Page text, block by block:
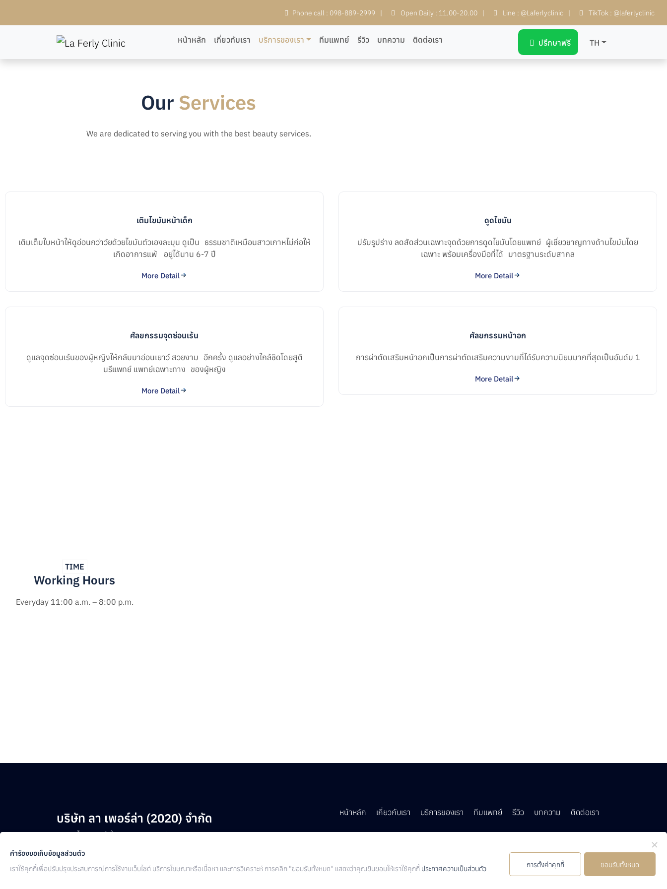
Phone call : 098-889-2999 | Open Daily : 11.00-20.00 | Line : @Laferlyclinic | TikTok : @laferlyclinic
หน้าหลัก เกี่ยวกับเรา บริการของเรา ทีมแพทย์ รีวิว บทความ ติดต่อเรา ปรึกษาฟรี TH
Our Services
We are dedicated to serving you with the best beauty services.
เติมไขมันหน้าเด็ก
เติมเต็มใบหน้าให้ดูอ่อนกว่าวัยด้วยไขมันตัวเองละมุน ดูเป็น ธรรมชาติเหมือนสาวเกาหไม่ก่อให้
เกิดอาการแพ้ อยู่ได้นาน 6-7 ปี
More Detail
ดูดไขมัน
ปรับรูปร่าง ลดสัดส่วนเฉพาะจุดด้วยการดูดไขมันโดยแพทย์ ผู้เชี่ยวชาญทางด้านไขมันโดย
เฉพาะ พร้อมเครื่องมือที่ได้ มาตรฐานระดับสากล
More Detail
ศัลยกรรมจุดซ่อนเร้น
ดูแลจุดซ่อนเร้นของผู้หญิงให้กลับมาอ่อนเยาว์ สวยงาม อีกครั้ง ดูแลอย่างใกล้ชิดโดยสูติ
นรีแพทย์ แพทย์เฉพาะทาง ของผู้หญิง
More Detail
ศัลยกรรมหน้าอก
การผ่าตัดเสริมหน้าอกเป็นการผ่าตัดเสริมความงามที่ได้รับความนิยมมากที่สุดเป็นอันดับ 1
More Detail
TIME
Working Hours
Everyday 11:00 a.m. – 8:00 p.m.
บริษัท ลา เพอร์ล่า (2020) จำกัด
อาคารไพศาสตร์ ชั้น 1 1028 ถนนรังสิต-นครนายก
หน้าหลัก เกี่ยวกับเรา บริการของเรา ทีมแพทย์ รีวิว บทความ ติดต่อเรา
Facebook Line Instagam Youtube TicTok
คำร้องขอเก็บข้อมูลส่วนตัว
เราใช้คุกกี้เพื่อปรับปรุงประสบการณ์การใช้งานเว็บไซต์ บริการโฆษณาหรือเนื้อหา และการวิเคราะห์ การคลิก "ยอมรับทั้งหมด" แสดงว่าคุณยินยอมให้เราใช้คุกกี้ ประกาศความเป็นส่วนตัว การตั้งค่าคุกกี้ ยอมรับทั้งหมด